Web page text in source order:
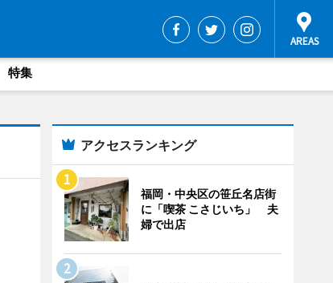
特集
アクセスランキング
福岡・中央区の笹丘名店街
に「喫茶 こさじいち」 夫
婦で出店